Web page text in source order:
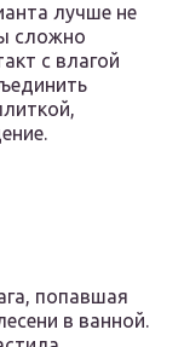
лучше не
сложно
с влагой
попавшая
в ванной.